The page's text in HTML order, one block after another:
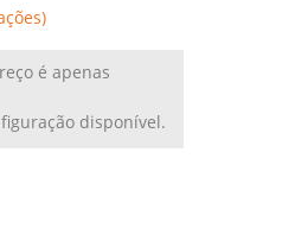
é apenas
disponível.